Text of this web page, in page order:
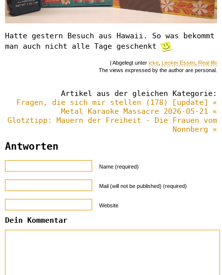
Hatte gestern Besuch aus Hawaii. So was bekommt
man auch nicht alle Tage geschenkt
| Abgelegt unter icke Lecker Essen
Real life
The views expressed by the author are personal.
Artikel aus der gleichen Kategorie:
Fragen, die sich mir stellen (178) [update] «
Metal Karaoke Massacre 2026-05-21 «
Glotztipp: Mauern der Freiheit - Die Frauen vom
Nonnberg «
Antworten
Name (required)
Mail (will not be published) (required)
Website
Dein Kommentar